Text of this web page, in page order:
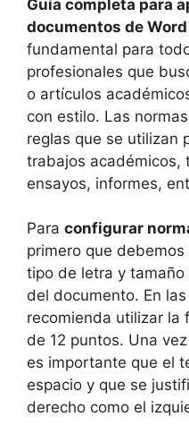
Guía completa para
documentos de Word
fundamental para
profesionales que
o artículos
con estilo. Las
reglas que se utilizan
trabajos académicos,
ensayos, informes,
Para configurar
primero que
tipo de letra y
del documento. En
recomienda utilizar la
de 12 puntos. Una
es importante que el
espacio y que se
derecho como el